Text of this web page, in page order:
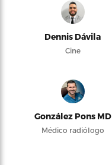
Dennis Dávila
Cine
González Pons MD
Médico radiólogo